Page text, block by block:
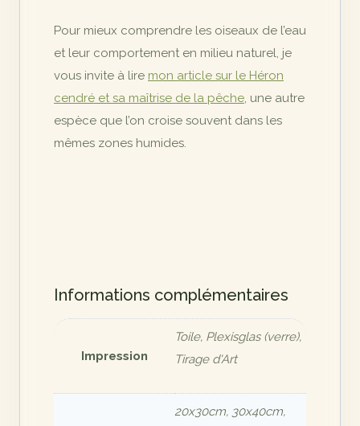
Pour mieux comprendre les oiseaux de l’eau
et leur comportement en milieu naturel, je
vous invite à lire mon article sur le Héron
cendré et sa maîtrise de la pêche, une autre
espèce que l’on croise souvent dans les
mêmes zones humides.
Informations complémentaires
Impression
Toile, Plexisglas (verre),
Tirage d'Art
20x30cm, 30x40cm,